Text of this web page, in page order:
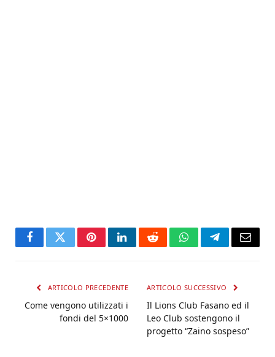
FacebookTwitterPinterestLinkedInRedditWhatsAppTelegramEmail
ARTICOLO PRECEDENTE
Come vengono utilizzati i
fondi del 5×1000
ARTICOLO SUCCESSIVO
Il Lions Club Fasano ed il
Leo Club sostengono il
progetto “Zaino sospeso”